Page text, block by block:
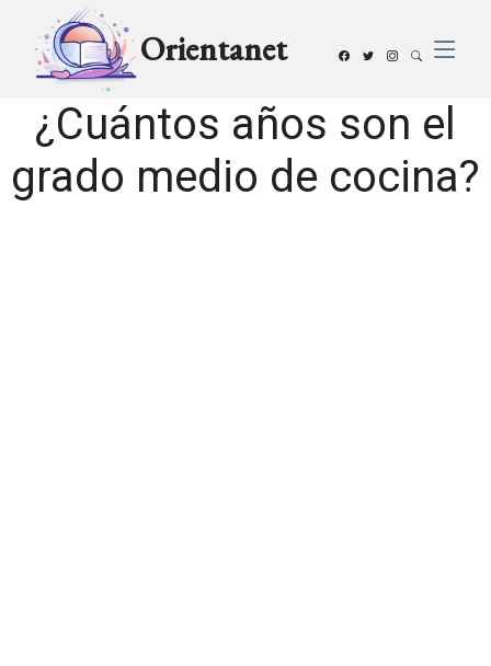
Orientanet
¿Cuántos años son el
grado medio de cocina?